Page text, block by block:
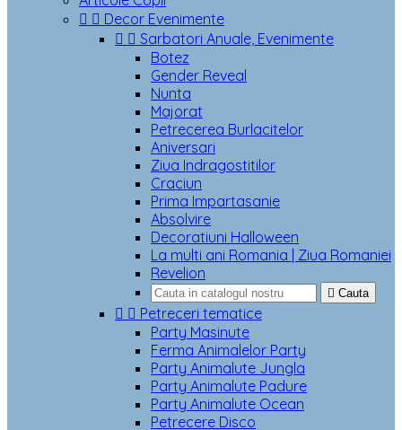
  Decor Evenimente
  Sarbatori Anuale, Evenimente
Botez
Gender Reveal
Nunta
Majorat
Petrecerea Burlacitelor
Aniversari
Ziua Indragostitilor
Craciun
Prima Impartasanie
Absolvire
Decoratiuni Halloween
La multi ani Romania | Ziua Romaniei
Revelion
 Cauta
  Petreceri tematice
Party Masinute
Ferma Animalelor Party
Party Animalute Jungla
Party Animalute Padure
Party Animalute Ocean
Petrecere Disco